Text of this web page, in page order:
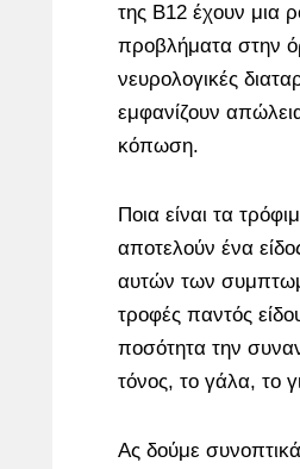
της B12 έχουν μια
προβλήματα στην
νευρολογικές
εμφανίζουν
κόπωση.
Ποια είναι τα
αποτελούν ένα
αυτών των
τροφές παντός
ποσότητα την
τόνος, το γάλα, το
Ας δούμε